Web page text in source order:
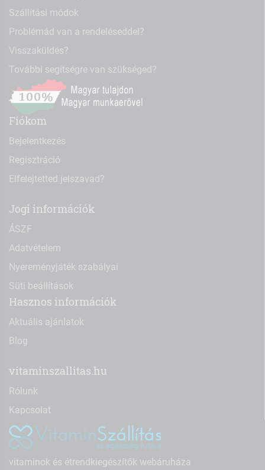
Szállítási módok
Problémád van a rendeléseddel?
Visszaküldés?
További segítségre van szükséged?
Fiókom
Bejelentkezés
Regisztráció
Elfelejtetted jelszavad?
Jogi információk
ÁSZF
Adatvételem
Nyereményjáték szabályai
Süti beállítások
Hasznos információk
Aktuális ajánlatok
Blog
vitaminszallitas.hu
Rólunk
Kapcsolat
vitaminok és étrendkiegészítők webáruháza